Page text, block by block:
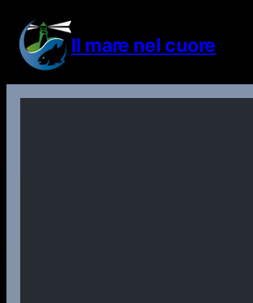
contenuto
Il mare nel cuore